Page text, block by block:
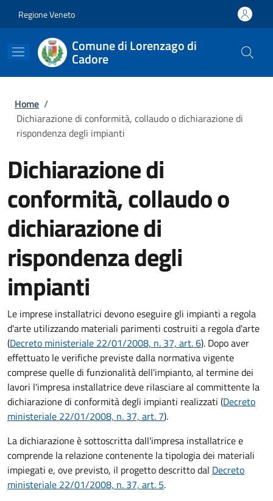
Regione Veneto
Comune di Lorenzago di
Cadore
Briciole di pane
Home /
Dichiarazione di conformità, collaudo o dichiarazione di
rispondenza degli impianti
Dichiarazione di
conformità, collaudo o
dichiarazione di
rispondenza degli
impianti
Le imprese installatrici devono eseguire gli impianti a regola
d'arte utilizzando materiali parimenti costruiti a regola d'arte
(Decreto ministeriale 22/01/2008, n. 37, art. 6). Dopo aver
effettuato le verifiche previste dalla normativa vigente
comprese quelle di funzionalità dell'impianto, al termine dei
lavori l'impresa installatrice deve rilasciare al committente la
dichiarazione di conformità degli impianti realizzati (Decreto
ministeriale 22/01/2008, n. 37, art. 7).
La dichiarazione è sottoscritta dall'impresa installatrice e
comprende la relazione contenente la tipologia dei materiali
impiegati e, ove previsto, il progetto descritto dal Decreto
ministeriale 22/01/2008, n. 37, art. 5.